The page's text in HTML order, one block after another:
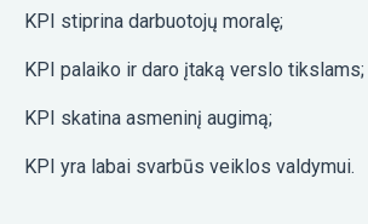
KPI stiprina darbuotojų moralę;
KPI palaiko ir daro įtaką verslo tikslams;
KPI skatina asmeninį augimą;
KPI yra labai svarbūs veiklos valdymui.